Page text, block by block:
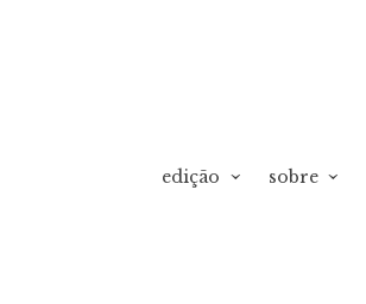
edição sobre